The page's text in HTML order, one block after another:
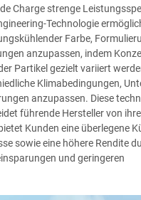
Charge strenge
Technologie
Farbe,
anzupassen, indem
Partikel gezielt variiert
Klimabedingungen,
anzupassen. Diese
führende Hersteller von
Kunden eine überlegene
sowie eine höhere Rendite
und geringeren